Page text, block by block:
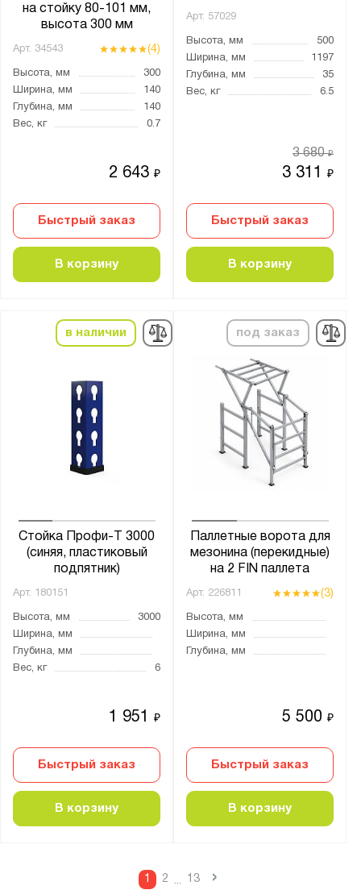
на стойку 80-101 мм,
высота 300 мм
Арт. 34543 (4)
Высота, мм
300
Ширина, мм
140
Глубина, мм
140
Вес, кг
0.7
2 643₽
Быстрый заказ
В корзину
Арт. 57029
Высота, мм
500
Ширина, мм
1197
Глубина, мм
35
Вес, кг
6.5
3 311₽
3 680₽
Быстрый заказ
В корзину
в наличии
Стойка Профи-Т 3000
(синяя, пластиковый
подпятник)
Арт. 180151
Высота, мм
3000
Ширина, мм
Глубина, мм
Вес, кг
6
1 951₽
Быстрый заказ
В корзину
под заказ
Паллетные ворота для
мезонина (перекидные)
на 2 FIN паллета
Арт. 226811 (3)
Высота, мм
Ширина, мм
Глубина, мм
5 500₽
Быстрый заказ
В корзину
1 2 ... 13 ›